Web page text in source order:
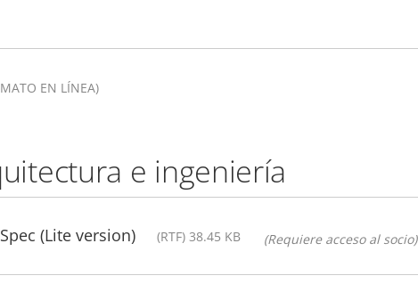
EN LÍNEA)
e ingeniería
(Lite version) (RTF) 38.45 KB (Requiere acceso al socio)